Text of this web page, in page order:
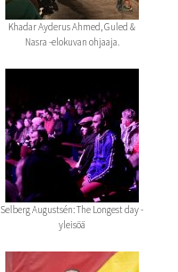
Khadar Ayderus Ahmed, Guled &
Nasra -elokuvan ohjaaja.
Selberg Augustsén: The Longest day -
yleisöä